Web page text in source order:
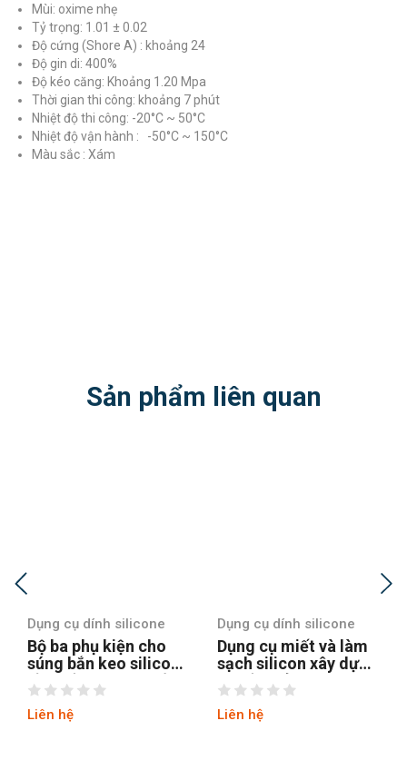
Mùi: oxime nhẹ
Tỷ trọng: 1.01 ± 0.02
Độ cứng (Shore A) : khoảng 24
Độ gin di: 400%
Độ kéo căng: Khoảng 1.20 Mpa
Thời gian thi công: khoảng 7 phút
Nhiệt độ thi công: -20°C ~ 50°C
Nhiệt độ vận hành : -50°C ~ 150°C
Màu sắc : Xám
Sản phẩm liên quan
Dụng cụ dính silicone
Dụng cụ miết và làm
sạch silicon xây dựng
với đầu sủi inox
GT772
Liên hệ
Dụng cụ dính silicone
Dụng cụ trám trét nứt
GT774 chuyên nghiệp
11 cấu hình
Liên hệ